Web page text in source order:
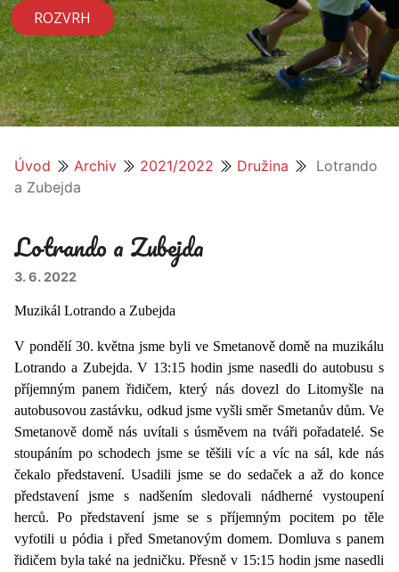
ROZVRH
Úvod Archiv 2021/2022 Družina
Lotrando
a Zubejda
Lotrando a Zubejda
3. 6. 2022
Muzikál Lotrando a Zubejda
V pondělí 30. května jsme byli ve Smetanově domě na muzikálu
Lotrando a Zubejda. V 13:15 hodin jsme nasedli do autobusu s
příjemným panem řidičem, který nás dovezl do Litomyšle na
autobusovou zastávku, odkud jsme vyšli směr Smetanův dům. Ve
Smetanově domě nás uvítali s úsměvem na tváři pořadatelé. Se
stoupáním po schodech jsme se těšili víc a víc na sál, kde nás
čekalo představení. Usadili jsme se do sedaček a až do konce
představení jsme s nadšením sledovali nádherné vystoupení
herců. Po představení jsme se s příjemným pocitem po těle
vyfotili u pódia i před Smetanovým domem. Domluva s panem
řidičem byla také na jedničku. Přesně v 15:15 hodin jsme nasedli